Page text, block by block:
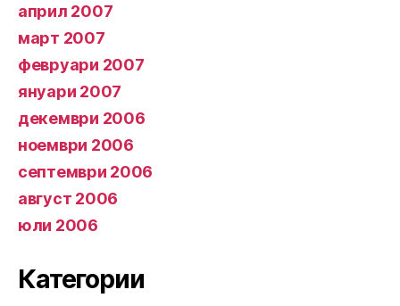
април 2007
март 2007
февруари 2007
януари 2007
декември 2006
ноември 2006
септември 2006
август 2006
юли 2006
Категории